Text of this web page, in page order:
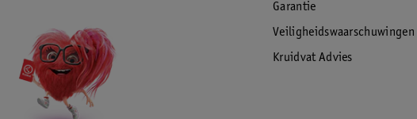
Garantie
Veiligheidswaarschuwingen
Kruidvat Advies